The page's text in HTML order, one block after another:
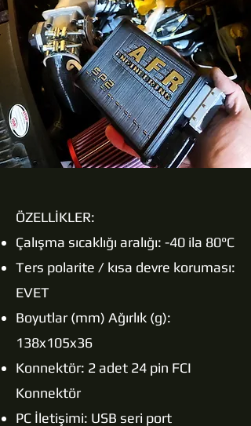
ÖZELLİKLER:
Çalışma sıcaklığı aralığı: -40 ila 80°C
Ters polarite / kısa devre koruması:
EVET
Boyutlar (mm) Ağırlık (g):
138x105x36
Konnektör: 2 adet 24 pin FCI
Konnektör
PC İletişimi: USB seri port